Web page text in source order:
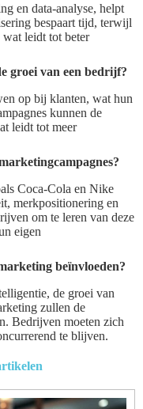
en data-analyse, helpt
bespaart tijd, terwijl
leidt tot beter
groei van een bedrijf?
op bij klanten, wat hun
kunnen de
leidt tot meer
Coca-Cola en Nike
merkpositionering en
om te leren van deze
eigen
beïnvloeden?
de groei van
zullen de
Bedrijven moeten zich
te blijven.